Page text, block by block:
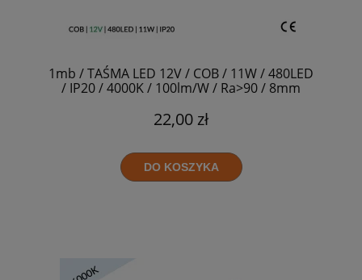
1mb / TAŚMA LED 12V / COB / 11W / 480LED
/ IP20 / 4000K / 100lm/W / Ra>90 / 8mm
22,00 zł
DO KOSZYKA